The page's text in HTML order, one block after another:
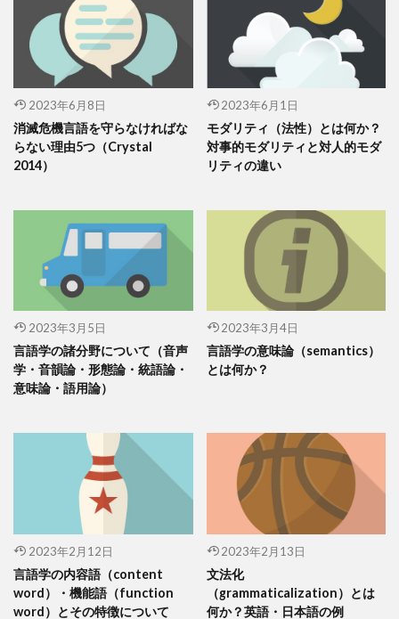
2023年6月8日
消滅危機言語を守らなければな
らない理由5つ（Crystal
2014）
2023年6月1日
モダリティ（法性）とは何か？
対事的モダリティと対人的モダ
リティの違い
2023年3月5日
言語学の諸分野について（音声
学・音韻論・形態論・統語論・
意味論・語用論）
2023年3月4日
言語学の意味論（semantics）
とは何か？
2023年2月12日
言語学の内容語（content
word）・機能語（function
word）とその特徴について
2023年2月13日
文法化
（grammaticalization）とは
何か？英語・日本語の例